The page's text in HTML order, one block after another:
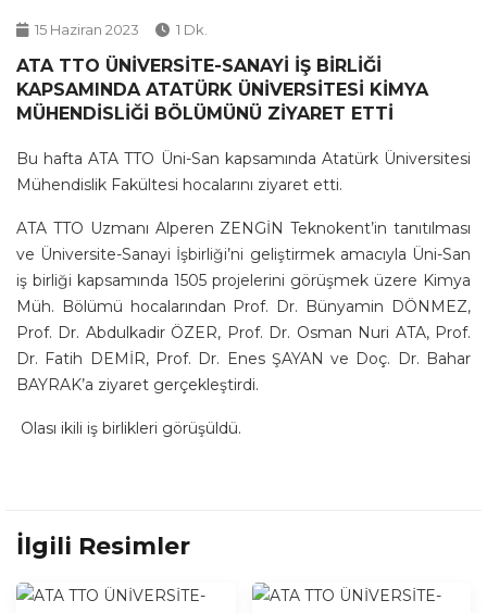
15 Haziran 2023 1 Dk.
ATA TTO ÜNİVERSİTE-SANAYİ İŞ BİRLİĞİ
KAPSAMINDA ATATÜRK ÜNİVERSİTESİ KİMYA
MÜHENDİSLİĞİ BÖLÜMÜNÜ ZİYARET ETTİ
Bu hafta ATA TTO Üni-San kapsamında Atatürk Üniversitesi
Mühendislik Fakültesi hocalarını ziyaret etti.
ATA TTO Uzmanı Alperen ZENGİN Teknokent’in tanıtılması
ve Üniversite-Sanayi İşbirliği’ni geliştirmek amacıyla Üni-San
iş birliği kapsamında 1505 projelerini görüşmek üzere Kimya
Müh. Bölümü hocalarından Prof. Dr. Bünyamin DÖNMEZ,
Prof. Dr. Abdulkadir ÖZER, Prof. Dr. Osman Nuri ATA, Prof.
Dr. Fatih DEMİR, Prof. Dr. Enes ŞAYAN ve Doç. Dr. Bahar
BAYRAK’a ziyaret gerçekleştirdi.
Olası ikili iş birlikleri görüşüldü.
İlgili Resimler